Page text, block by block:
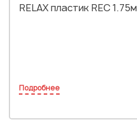
RELAX пластик REC
Подробнее